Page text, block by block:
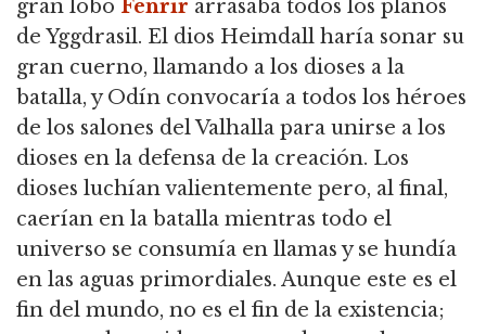
gran lobo Fenrir arrasaba todos los planos
de Yggdrasil. El dios Heimdall haría sonar su
gran cuerno, llamando a los dioses a la
batalla, y Odín convocaría a todos los héroes
de los salones del Valhalla para unirse a los
dioses en la defensa de la creación. Los
dioses luchían valientemente pero, al final,
caerían en la batalla mientras todo el
universo se consumía en llamas y se hundía
en las aguas primordiales. Aunque este es el
fin del mundo, no es el fin de la existencia;